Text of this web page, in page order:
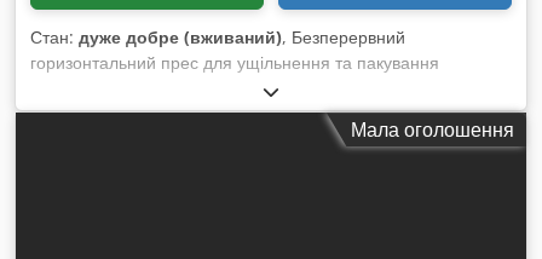
Стан: дуже добре (вживаний), Безперервний
горизонтальний прес для ущільнення та пакування
матеріалів, таких як картон, папір, пластик та інше.
Виробник IMABE IBERICA, тиск 125 тонн, завантажувальний
отвір 1800 × 1000 мм, із ножами зверху ущільнюючого візка,
Мала оголошення